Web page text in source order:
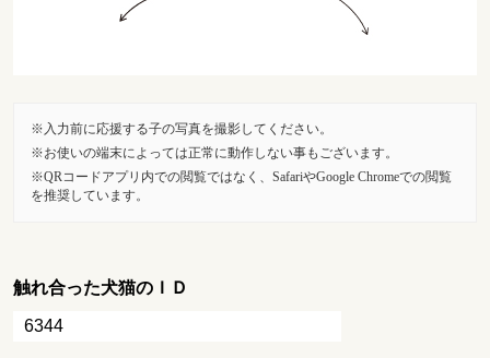
入力前に応援する子の写真を撮影してください。
お使いの端末によっては正常に動作しない事もございます。
QRコードアプリ内での閲覧ではなく、SafariやGoogle Chromeでの閲覧
を推奨しています。
触れ合った犬猫のＩＤ